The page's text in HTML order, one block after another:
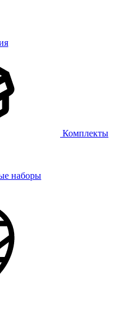
Комплекты
наборы